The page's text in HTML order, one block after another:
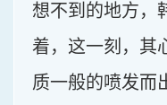
想不到的地方，
着，这一刻，其
质一般的喷发而